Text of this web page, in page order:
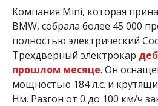
Компания Mini, которая
BMW, собрала более 45 000
полностью электрический
Трехдверный электрокар
прошлом месяце. Он
мощностью 184 л.с. и
Нм. Разгон от 0 до 100 км/ч